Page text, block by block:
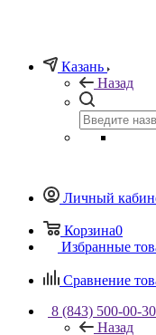
Казань
Назад
Личный
Корзина0
Избранные
Сравнение
8 (843) 500-00-30
Назад